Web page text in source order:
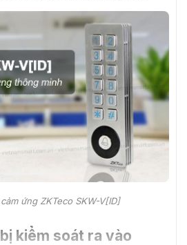
ứng ZKTeco SKW-V[ID]
kiểm soát ra vào